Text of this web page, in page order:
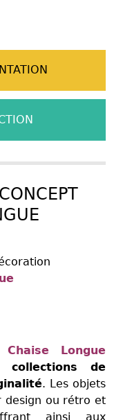
Chaise Longue
collections de
. Les objets
design ou rétro et
ainsi aux